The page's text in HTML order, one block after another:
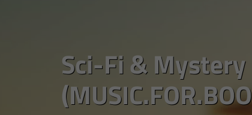
Sci-Fi & Mystery